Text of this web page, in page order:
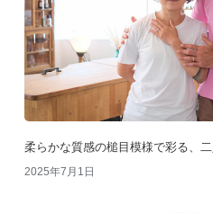
柔らかな質感の槌目模様で彩る、
2025年7月1日